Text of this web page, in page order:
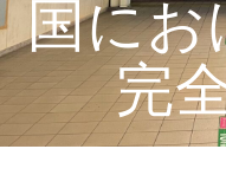
国にお
完